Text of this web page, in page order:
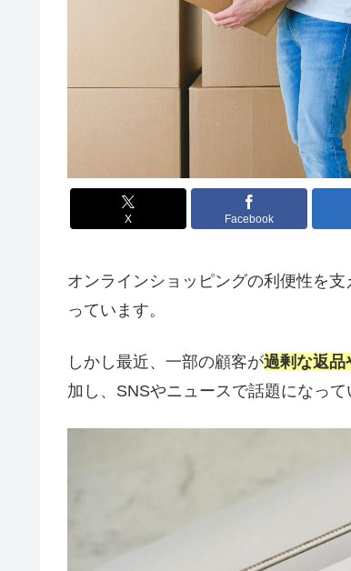
X Facebook
オンラインショッピングの利便性を支
っています。
しかし最近、一部の顧客が過剰な返品
加し、SNSやニュースで話題になって